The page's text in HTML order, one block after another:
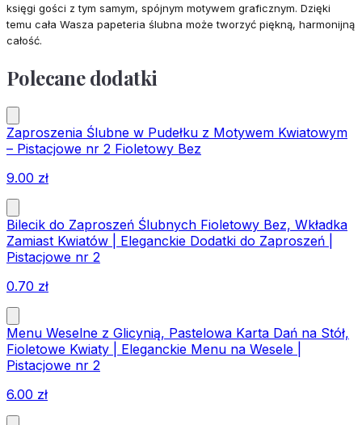
księgi gości z tym samym, spójnym motywem graficznym. Dzięki
temu cała Wasza papeteria ślubna może tworzyć piękną, harmonijną
całość.
Polecane dodatki
Zaproszenia Ślubne w Pudełku z Motywem Kwiatowym
– Pistacjowe nr 2 Fioletowy Bez
9.00 zł
Bilecik do Zaproszeń Ślubnych Fioletowy Bez, Wkładka
Zamiast Kwiatów | Eleganckie Dodatki do Zaproszeń |
Pistacjowe nr 2
0.70 zł
Menu Weselne z Glicynią, Pastelowa Karta Dań na Stół,
Fioletowe Kwiaty | Eleganckie Menu na Wesele |
Pistacjowe nr 2
6.00 zł